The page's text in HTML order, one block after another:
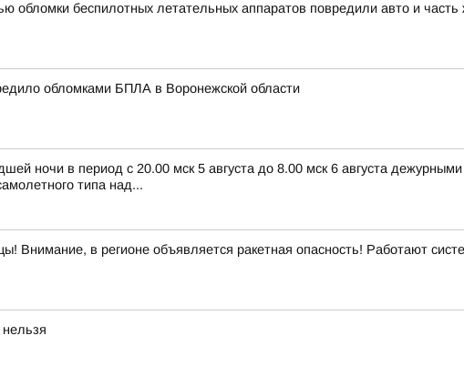
обломки беспилотных летательных аппаратов повредили авто и
обломками БПЛА в Воронежской области
ночи в период с 20.00 мск 5 августа до 8.00 мск 6 августа
типа над...
Внимание, в регионе объявляется ракетная опасность! Работают